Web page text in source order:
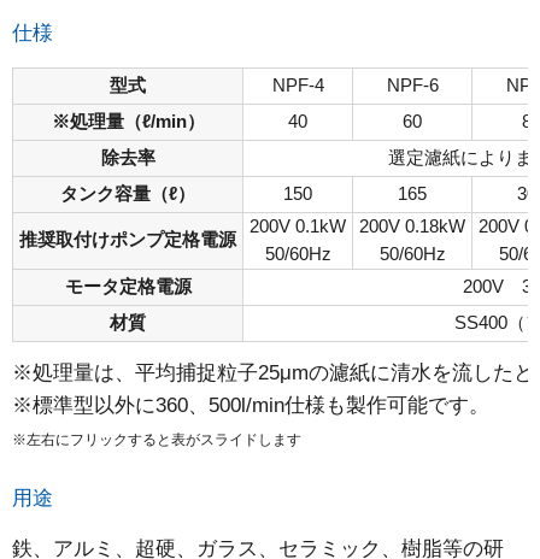
仕様
型式 NPF-4 NPF-6
※処理量（ℓ/min）
40 60
80
除去率
選定濾紙によりま
タンク容量（ℓ）
150 165
推奨取付けポンプ定格電源
200V 0.1kW
50/60Hz
200V 0.18kW
50/60Hz
200V
50/
モータ定格電源
200V 3
材質
SS400（
※処理量は、平均捕捉粒子25μmの濾紙に清水を流した
※標準型以外に360、500l/min仕様も製作可能です。
※左右にフリックすると表がスライドします
用途
鉄、アルミ、超硬、ガラス、セラミック、樹脂等の研